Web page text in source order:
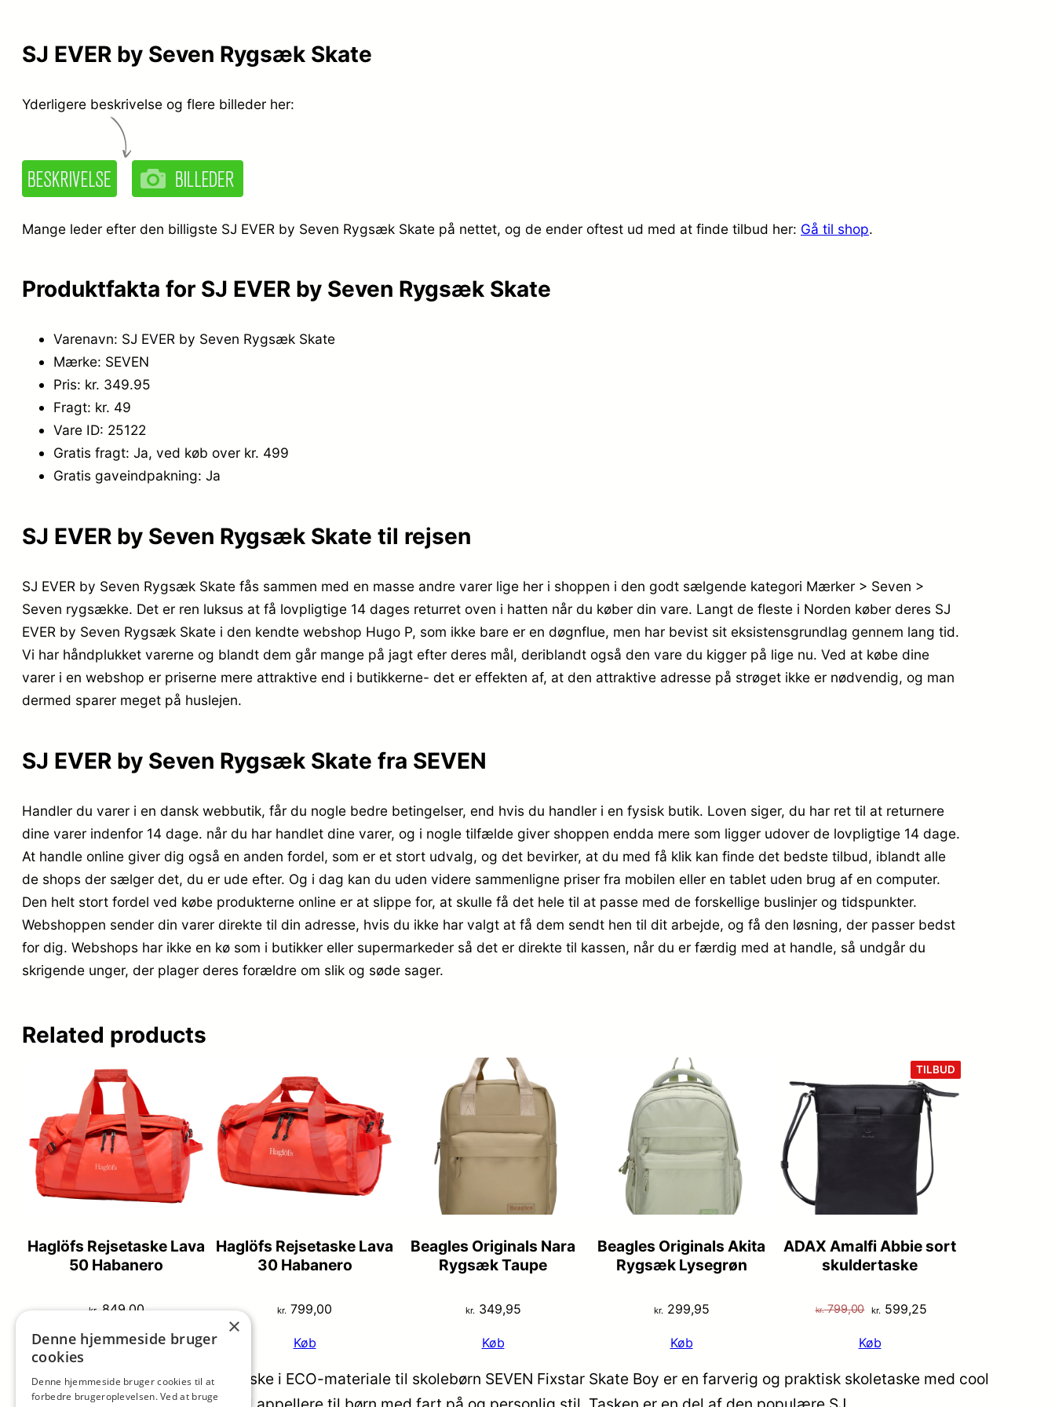
SJ EVER by Seven Rygsæk Skate
Yderligere beskrivelse og flere billeder her:
Mange leder efter den billigste SJ EVER by Seven Rygsæk Skate på nettet, og de ender oftest ud med at finde tilbud her: Gå til shop.
Produktfakta for SJ EVER by Seven Rygsæk Skate
Varenavn: SJ EVER by Seven Rygsæk Skate
Mærke: SEVEN
Pris: kr. 349.95
Fragt: kr. 49
Vare ID: 25122
Gratis fragt: Ja, ved køb over kr. 499
Gratis gaveindpakning: Ja
SJ EVER by Seven Rygsæk Skate til rejsen
SJ EVER by Seven Rygsæk Skate fås sammen med en masse andre varer lige her i shoppen i den godt sælgende kategori Mærker > Seven >
Seven rygsække. Det er ren luksus at få lovpligtige 14 dages returret oven i hatten når du køber din vare. Langt de fleste i Norden køber deres SJ
EVER by Seven Rygsæk Skate i den kendte webshop Hugo P, som ikke bare er en døgnflue, men har bevist sit eksistensgrundlag gennem lang tid.
Vi har håndplukket varerne og blandt dem går mange på jagt efter deres mål, deriblandt også den vare du kigger på lige nu. Ved at købe dine
varer i en webshop er priserne mere attraktive end i butikkerne- det er effekten af, at den attraktive adresse på strøget ikke er nødvendig, og man
dermed sparer meget på huslejen.
SJ EVER by Seven Rygsæk Skate fra SEVEN
Handler du varer i en dansk webbutik, får du nogle bedre betingelser, end hvis du handler i en fysisk butik. Loven siger, du har ret til at returnere
dine varer indenfor 14 dage. når du har handlet dine varer, og i nogle tilfælde giver shoppen endda mere som ligger udover de lovpligtige 14 dage.
At handle online giver dig også en anden fordel, som er et stort udvalg, og det bevirker, at du med få klik kan finde det bedste tilbud, iblandt alle
de shops der sælger det, du er ude efter. Og i dag kan du uden videre sammenligne priser fra mobilen eller en tablet uden brug af en computer.
Den helt stort fordel ved købe produkterne online er at slippe for, at skulle få det hele til at passe med de forskellige buslinjer og tidspunkter.
Webshoppen sender din varer direkte til din adresse, hvis du ikke har valgt at få dem sendt hen til dit arbejde, og få den løsning, der passer bedst
for dig. Webshops har ikke en kø som i butikker eller supermarkeder så det er direkte til kassen, når du er færdig med at handle, så undgår du
skrigende unger, der plager deres forældre om slik og søde sager.
Related products
Haglöfs Rejsetaske Lava
50 Habanero
kr.849,00
Køb
Haglöfs Rejsetaske Lava
30 Habanero
kr. 799,00
Køb
Beagles Originals Nara
Rygsæk Taupe
kr.349,95
Køb
Beagles Originals Akita
Rygsæk Lysegrøn
kr.299,95
Køb
TILBUD
PÅ
ADAX Amalfi Abbie sort
skuldertaske
kr.799,00 Den
pris
var:
kr. 599,25
er:
Køb
Cool og rummelig skater skoletaske i ECO-materiale til skolebørn SEVEN Fixstar Skate Boy er en farverig og praktisk skoletaske med cool
×
Denne hjemmeside bruger
cookies
Denne hjemmeside bruger cookies til at
forbedre brugeroplevelsen. Ved at bruge